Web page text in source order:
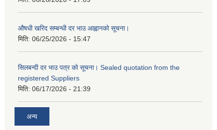
औषधी खरिद सम्बन्धी दर भाउ आह्वानको सूचना।
मिति: 06/25/2026 - 15:47
सिलबन्दी दर भाउ पत्र को सूचना। Sealed quotation from the
registered Suppliers
मिति: 06/17/2026 - 21:39
अन्य